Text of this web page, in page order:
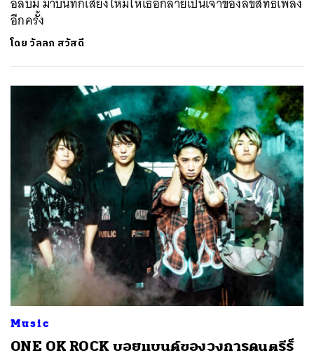
อีกครั้ง
โดยวัลลภ สวัสดี
Music
ONE OK ROCK บอยแบนด์ของวงการดนตรีร็